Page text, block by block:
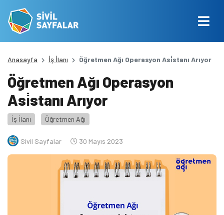
Anasayfa İş İlanı Öğretmen Ağı Operasyon Asi̇stanı Arıyor
Öğretmen Ağı Operasyon
Asi̇stanı Arıyor
İş İlanı Öğretmen Ağı
Sivil Sayfalar 30 Mayıs 2023